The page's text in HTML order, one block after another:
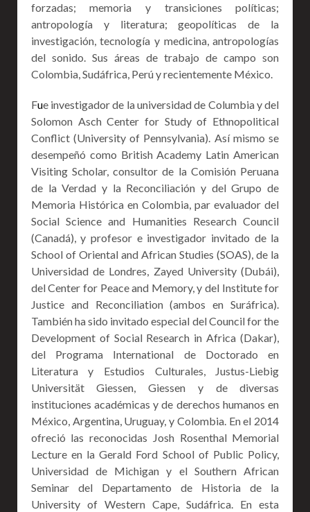
forzadas; memoria y transiciones políticas;
antropología y literatura; geopolíticas de la
investigación, tecnología y medicina, antropologías
del sonido. Sus áreas de trabajo de campo son
Colombia, Sudáfrica, Perú y recientemente México.
Fue investigador de la universidad de Columbia y del
Solomon Asch Center for Study of Ethnopolitical
Conflict (University of Pennsylvania). Así mismo se
desempeñó como British Academy Latin American
Visiting Scholar, consultor de la Comisión Peruana
de la Verdad y la Reconciliación y del Grupo de
Memoria Histórica en Colombia, par evaluador del
Social Science and Humanities Research Council
(Canadá), y profesor e investigador invitado de la
School of Oriental and African Studies (SOAS), de la
Universidad de Londres, Zayed University (Dubái),
del Center for Peace and Memory, y del Institute for
Justice and Reconciliation (ambos en Suráfrica).
También ha sido invitado especial del Council for the
Development of Social Research in Africa (Dakar),
del Programa International de Doctorado en
Literatura y Estudios Culturales, Justus-Liebig
Universität Giessen, Giessen y de diversas
instituciones académicas y de derechos humanos en
México, Argentina, Uruguay, y Colombia. En el 2014
ofreció las reconocidas Josh Rosenthal Memorial
Lecture en la Gerald Ford School of Public Policy,
Universidad de Michigan y el Southern African
Seminar del Departamento de Historia de la
University of Western Cape, Sudáfrica. En esta